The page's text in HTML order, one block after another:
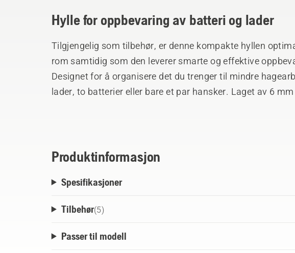
Hylle for oppbevaring av batteri og lader
Tilgjengelig som tilbehør, er denne kompakte hyllen
rom samtidig som den leverer smarte og effektive
Designet for å organisere det du trenger til mindre
lader, to batterier eller bare et par hansker. Laget av 6
Produktinformasjon
Spesifikasjoner
Tilbehør(5)
Passer til modell